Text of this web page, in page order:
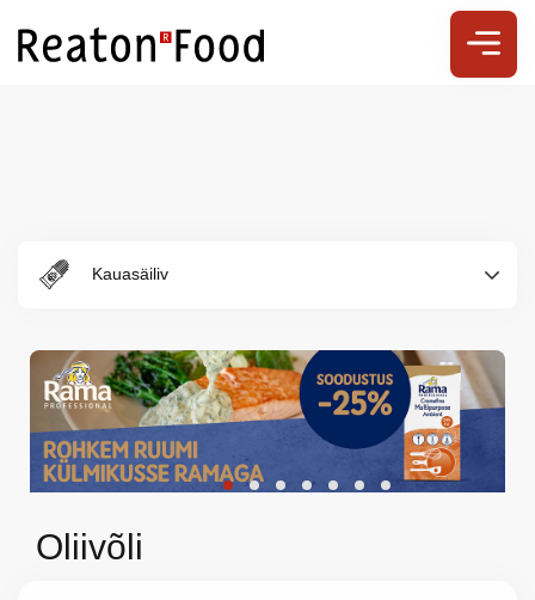
Kauasäiliv
Oliivõli